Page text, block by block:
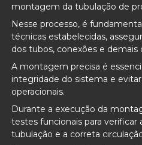
montagem da tubulação de
Nesse processo, é
técnicas estabelecidas,
dos tubos, conexões e
A montagem precisa é
integridade do sistema e
operacionais.
Durante a execução da
testes funcionais para verificar
tubulação e a correta